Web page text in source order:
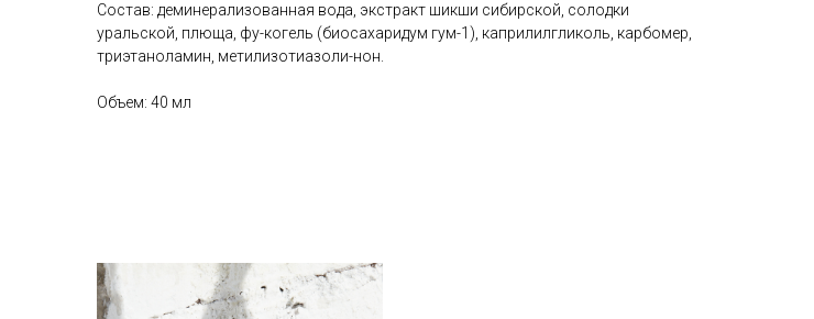
Состав: деминерализованная вода, экстракт шикши сибирской, солодки
уральской, плюща, фу-когель (биосахаридум гум-1), каприлилгликоль, карбомер,
триэтаноламин, метилизотиазоли-нон.
Объем: 40 мл